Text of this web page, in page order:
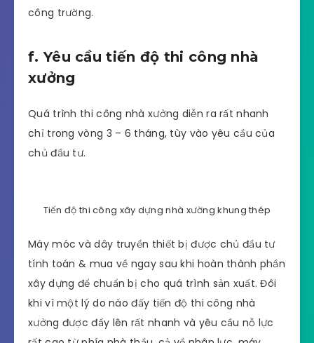
công trường.
f. Yêu cầu tiến độ thi công nhà
xưởng
Quá trình thi công nhà xưởng diễn ra rất nhanh
chỉ trong vòng 3 – 6 tháng, tùy vào yêu cầu của
chủ đầu tư.